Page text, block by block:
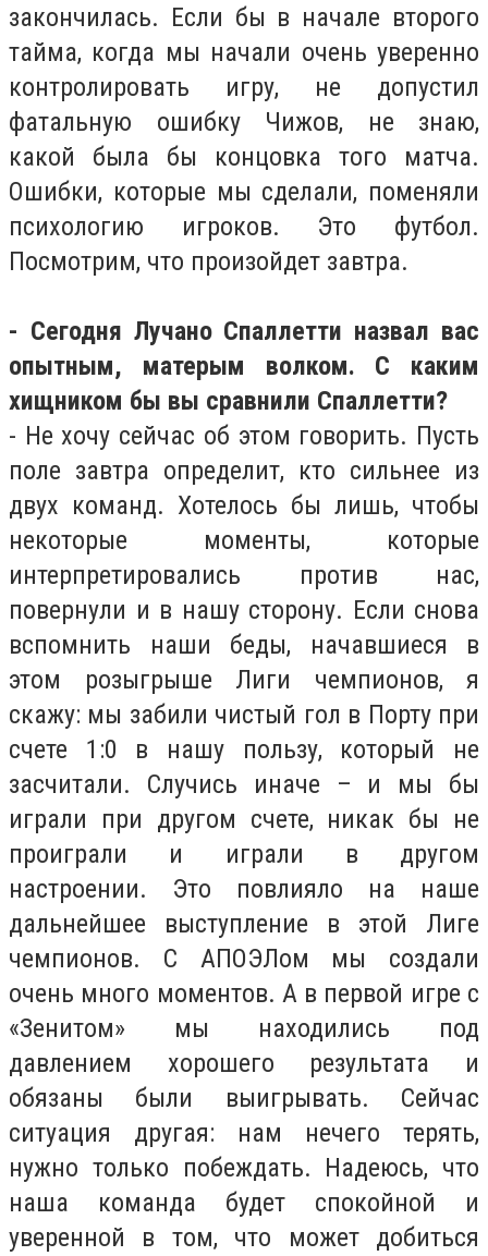
закончилась. Если бы в начале второго
тайма, когда мы начали очень уверенно
контролировать игру, не допустил
фатальную ошибку Чижов, не знаю,
какой была бы концовка того матча.
Ошибки, которые мы сделали, поменяли
психологию игроков. Это футбол.
Посмотрим, что произойдет завтра.
- Сегодня Лучано Спаллетти назвал вас
опытным, матерым волком. С каким
хищником бы вы сравнили Спаллетти?
- Не хочу сейчас об этом говорить. Пусть
поле завтра определит, кто сильнее из
двух команд. Хотелось бы лишь, чтобы
некоторые моменты, которые
интерпретировались против нас,
повернули и в нашу сторону. Если снова
вспомнить наши беды, начавшиеся в
этом розыгрыше Лиги чемпионов, я
скажу: мы забили чистый гол в Порту при
счете 1:0 в нашу пользу, который не
засчитали. Случись иначе – и мы бы
играли при другом счете, никак бы не
проиграли и играли в другом
настроении. Это повлияло на наше
дальнейшее выступление в этой Лиге
чемпионов. С АПОЭЛом мы создали
очень много моментов. А в первой игре с
«Зенитом» мы находились под
давлением хорошего результата и
обязаны были выигрывать. Сейчас
ситуация другая: нам нечего терять,
нужно только побеждать. Надеюсь, что
наша команда будет спокойной и
уверенной в том, что может добиться